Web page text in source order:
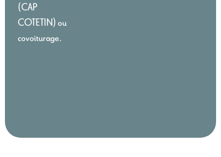
(CAP
COTETIN) ou
covoiturage.